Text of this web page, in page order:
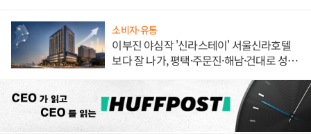
소비자·유통
이부진 야심작 '신라스테이' 서울신라호텔
보다 잘 나가, 평택·주문진·해남·건대로 성